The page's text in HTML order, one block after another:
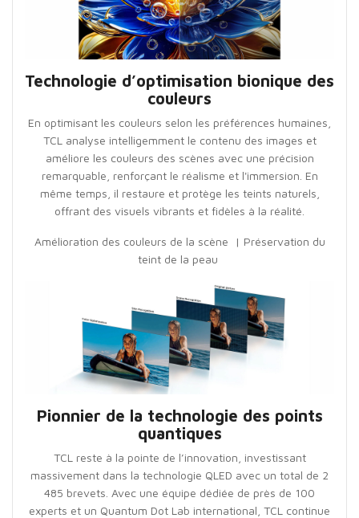
Technologie d’optimisation bionique des
couleurs
En optimisant les couleurs selon les préférences humaines,
TCL analyse intelligemment le contenu des images et
améliore les couleurs des scènes avec une précision
remarquable, renforçant le réalisme et l'immersion. En
même temps, il restaure et protège les teints naturels,
offrant des visuels vibrants et fidèles à la réalité.
Amélioration des couleurs de la scène | Préservation du
teint de la peau
Pionnier de la technologie des points
quantiques
TCL reste à la pointe de l’innovation, investissant
massivement dans la technologie QLED avec un total de 2
485 brevets. Avec une équipe dédiée de près de 100
experts et un Quantum Dot Lab international, TCL continue